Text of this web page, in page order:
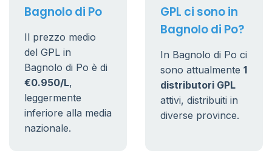
Bagnolo di Po
Il prezzo medio
del GPL in
Bagnolo di Po è di
€0.950/L,
leggermente
inferiore alla media
nazionale.
GPL ci sono in
Bagnolo di Po?
In Bagnolo di Po ci
sono attualmente 1
distributori GPL
attivi, distribuiti in
diverse province.